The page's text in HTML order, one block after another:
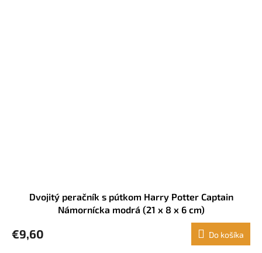
Dvojitý peračník s pútkom Harry Potter Captain
Námornícka modrá (21 x 8 x 6 cm)
€9,60 Do košíka